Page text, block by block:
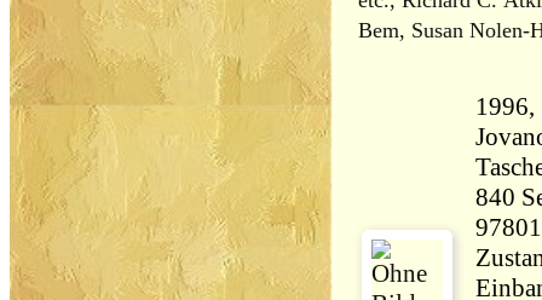
Bem, Susan Nolen-
840 Seiten